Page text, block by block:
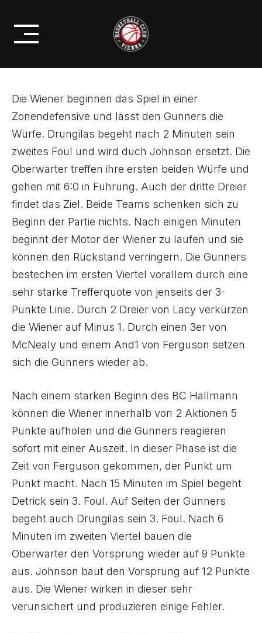
contentBC HALLMANN AUSGESCHIEDEN!
Die Wiener beginnen das Spiel in einer
Zonendefensive und lässt den Gunners die
Würfe. Drungilas begeht nach 2 Minuten sein
zweites Foul und wird duch Johnson ersetzt. Die
Oberwarter treffen ihre ersten beiden Würfe und
gehen mit 6:0 in Führung. Auch der dritte Dreier
findet das Ziel. Beide Teams schenken sich zu
Beginn der Partie nichts. Nach einigen Minuten
beginnt der Motor der Wiener zu laufen und sie
können den Rückstand verringern. Die Gunners
bestechen im ersten Viertel vorallem durch eine
sehr starke Trefferquote von jenseits der 3-
Punkte Linie. Durch 2 Dreier von Lacy verkürzen
die Wiener auf Minus 1. Durch einen 3er von
McNealy und einem And1 von Ferguson setzen
sich die Gunners wieder ab.
Nach einem starken Beginn des BC Hallmann
können die Wiener innerhalb von 2 Aktionen 5
Punkte aufholen und die Gunners reagieren
sofort mit einer Auszeit. In dieser Phase ist die
Zeit von Ferguson gekommen, der Punkt um
Punkt macht. Nach 15 Minuten im Spiel begeht
Detrick sein 3. Foul. Auf Seiten der Gunners
begeht auch Drungilas sein 3. Foul. Nach 6
Minuten im zweiten Viertel bauen die
Oberwarter den Vorsprung wieder auf 9 Punkte
aus. Johnson baut den Vorsprung auf 12 Punkte
aus. Die Wiener wirken in dieser sehr
verunsichert und produzieren einige Fehler.